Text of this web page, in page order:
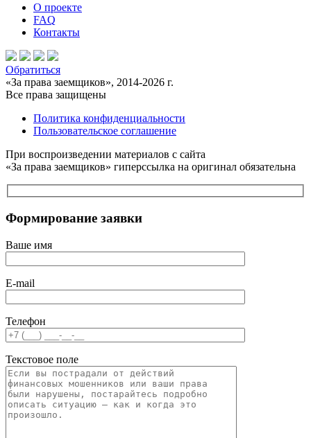
О проекте
FAQ
Контакты
Обратиться
«За права заемщиков», 2014-2026 г.
Все права защищены
Политика конфиденциальности
Пользовательское соглашение
При воспроизведении материалов с сайта
«За права заемщиков» гиперссылка на оригинал обязательна
Формирование заявки
Ваше имя
E-mail
Телефон
Текстовое поле